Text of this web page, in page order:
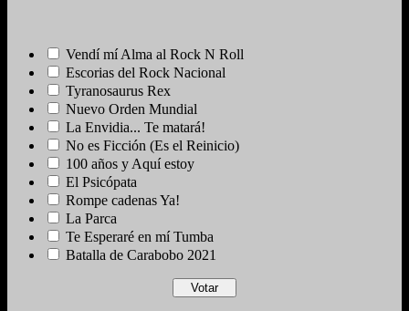
Vendí mí Alma al Rock N Roll
Escorias del Rock Nacional
Tyranosaurus Rex
Nuevo Orden Mundial
La Envidia... Te matará!
No es Ficción (Es el Reinicio)
100 años y Aquí estoy
El Psicópata
Rompe cadenas Ya!
La Parca
Te Esperaré en mí Tumba
Batalla de Carabobo 2021